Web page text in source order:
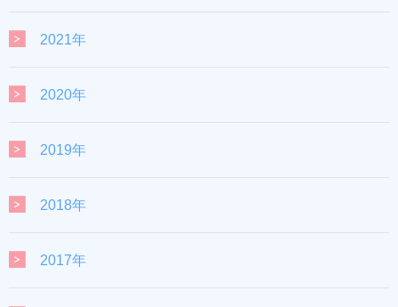
2021年
2020年
2019年
2018年
2017年